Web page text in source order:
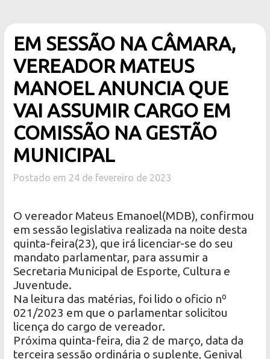
EM SESSÃO NA CÂMARA,
VEREADOR MATEUS
MANOEL ANUNCIA QUE
VAI ASSUMIR CARGO EM
COMISSÃO NA GESTÃO
MUNICIPAL
Postado em 24 de fevereiro de 2023
O vereador Mateus Emanoel(MDB), confirmou
em sessão legislativa realizada na noite desta
quinta-feira(23), que irá licenciar-se do seu
mandato parlamentar, para assumir a
Secretaria Municipal de Esporte, Cultura e
Juventude.
Na leitura das matérias, foi lido o oficio nº
021/2023 em que o parlamentar solicitou
licença do cargo de vereador.
Próxima quinta-feira, dia 2 de março, data da
terceira sessão ordinária o suplente, Genival